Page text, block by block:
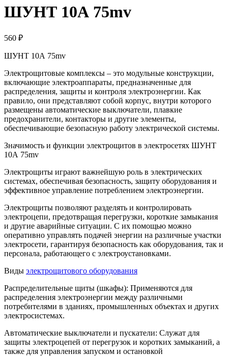
ШУНТ 10А 75mv
560 ₽
ШУНТ 10А 75mv
Электрощитовые комплексы – это модульные конструкции,
включающие электроаппараты, предназначенные для
распределения, защиты и контроля электроэнергии. Как
правило, они представляют собой корпус, внутри которого
размещены автоматические выключатели, плавкие
предохранители, контакторы и другие элементы,
обеспечивающие безопасную работу электрической системы.
Значимость и функции электрощитов в электросетях ШУНТ
10А 75mv
Электрощиты играют важнейшую роль в электрических
системах, обеспечивая безопасность, защиту оборудования и
эффективное управление потреблением электроэнергии.
Электрощиты позволяют разделять и контролировать
электроцепи, предотвращая перегрузки, короткие замыкания
и другие аварийные ситуации. С их помощью можно
оперативно управлять подачей энергии на различные участки
электросети, гарантируя безопасность как оборудования, так и
персонала, работающего с электроустановками.
Виды электрощитового оборудования
Распределительные щиты (шкафы): Применяются для
распределения электроэнергии между различными
потребителями в зданиях, промышленных объектах и других
электросистемах.
Автоматические выключатели и пускатели: Служат для
защиты электроцепей от перегрузок и коротких замыканий, а
также для управления запуском и остановкой